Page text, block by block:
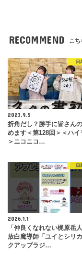
RECOMMEND こち
日
2023.9.5
折角だし？勝手に皆さん
めます＜第128回＞＜ハイ
＞ニコニコ…
日
2026.1.1
「仲良くなれない梶原岳
放白魔導師「ユイとシリ
クアップラジ…